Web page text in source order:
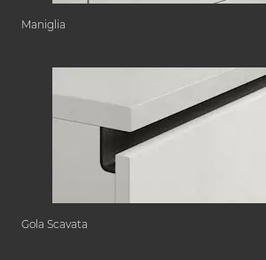
Maniglia
Gola Scavata